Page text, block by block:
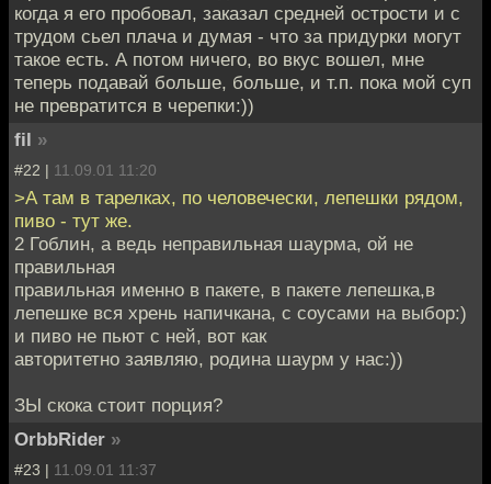
когда я его пробовал, заказал средней острости и с
трудом сьел плача и думая - что за придурки могут
такое есть. А потом ничего, во вкус вошел, мне
теперь подавай больше, больше, и т.п. пока мой суп
не превратится в черепки:))
fil »
#22 | 11.09.01 11:20
>А там в тарелках, по человечески, лепешки рядом,
пиво - тут же.
2 Гоблин, а ведь неправильная шаурма, ой не
правильная
правильная именно в пакете, в пакете лепешка,в
лепешке вся хрень напичкана, с соусами на выбор:)
и пиво не пьют с ней, вот как
авторитетно заявляю, родина шаурм у нас:))
ЗЫ скока стоит порция?
OrbbRider »
#23 | 11.09.01 11:37